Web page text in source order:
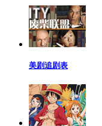
美剧追剧表